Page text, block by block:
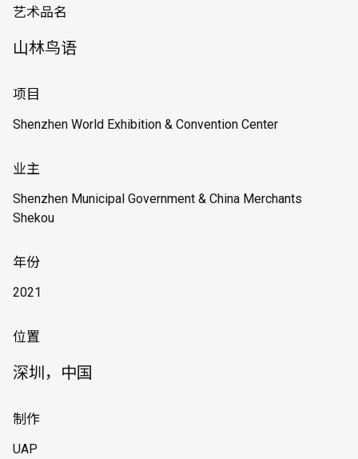
艺术品名
山林鸟语
项目
Shenzhen World Exhibition & Convention Center
业主
Shenzhen Municipal Government & China Merchants
Shekou
年份
2021
位置
深圳，中国
制作
UAP